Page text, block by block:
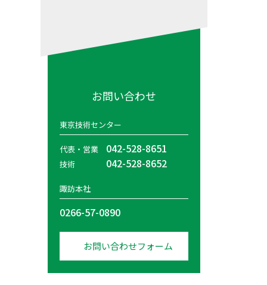
お問い合わせ
東京技術センター
代表・営業 042-528-8651
技術 042-528-8652
諏訪本社
0266-57-0890
お問い合わせフォーム